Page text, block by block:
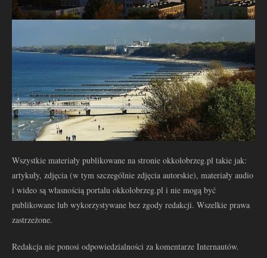
Wszystkie materiały publikowane na stronie okkolobrzeg.pl takie jak:
artykuły, zdjęcia (w tym szczególnie zdjęcia autorskie), materiały audio
i wideo są własnością portalu okkolobrzeg.pl i nie mogą być
publikowane lub wykorzystywane bez zgody redakcji. Wszelkie prawa
zastrzeżone.
Redakcja nie ponosi odpowiedzialności za komentarze Internautów.